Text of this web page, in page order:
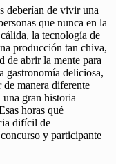
deberían de vivir una
que nunca en la
la tecnología de
producción tan chiva,
de abrir la mente para
gastronomía deliciosa,
manera diferente
gran historia
horas qué
difícil de
y participante